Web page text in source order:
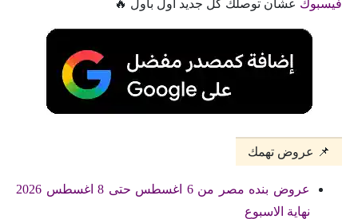
فيسبوك عشان توصلك كل جديد أول بأول 🔥
📌 عروض تهمك
عروض بنده مصر من 6 اغسطس حتى 8 اغسطس 2026
نهاية الاسبوع